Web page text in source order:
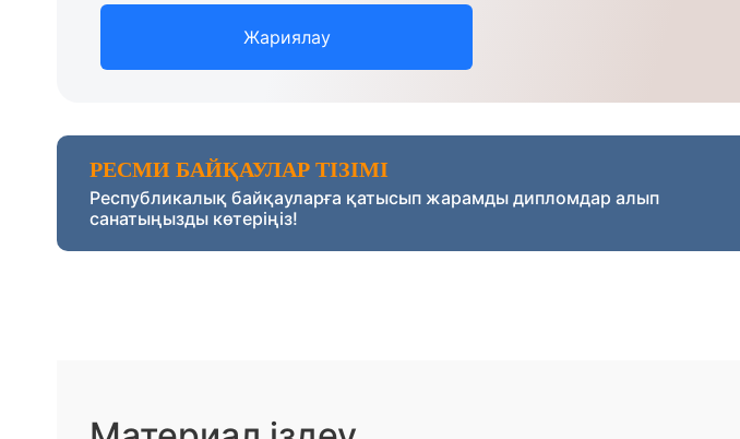
Жариялау
РЕСМИ БАЙҚАУЛАР ТІЗІМІ
Республикалық байқауларға қатысып жарамды дипломдар алып
санатыңызды көтеріңіз!